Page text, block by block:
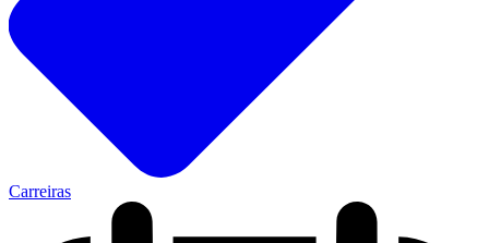
Carreiras